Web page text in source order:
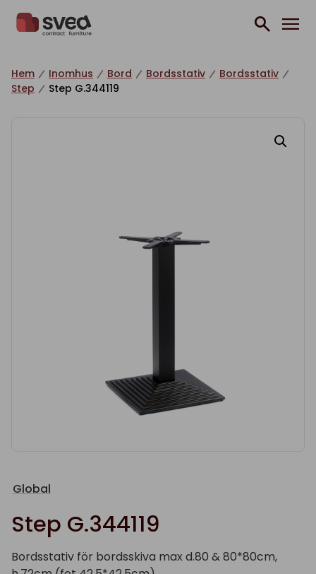
Hem Inomhus Bord Bordsstativ
Bordsstativ
Step
Step G.344119
Global
Step G.344119
Bordsstativ för bordsskiva max d.80 & 80*80cm,